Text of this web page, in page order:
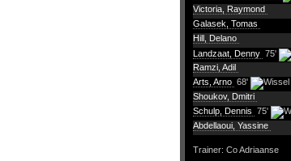
Victoria, Raymond
Galasek, Tomas
Hill, Delano
Landzaat, Denny 75'
Ramzi, Adil
Arts, Arno 68'
Shoukov, Dmitri
Schulp, Dennis 75'
Abdellaoui, Yassine
Trainer: Co Adriaanse